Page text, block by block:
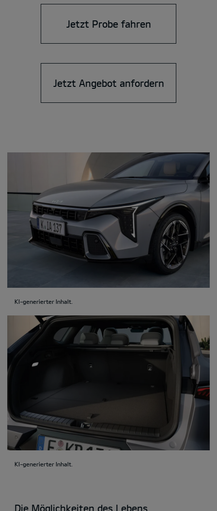
Jetzt Probe fahren
Jetzt Angebot anfordern
KI-generierter Inhalt.
KI-generierter Inhalt.
Die Möglichkeiten des Lebens.